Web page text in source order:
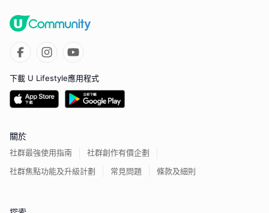
下載 U Lifestyle應用程式
關於
社群最強使用指南
社群創作有價企劃
社群焦點功能及升級計劃
常見問題 條款及細則